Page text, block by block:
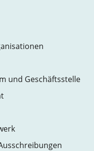
und Geschäftsstelle